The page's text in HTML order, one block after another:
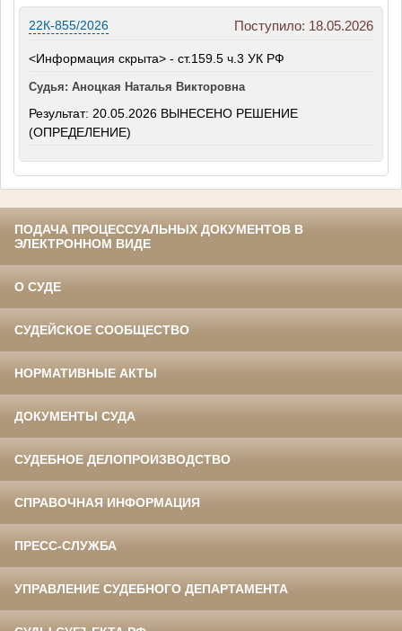
Поступило: 18.05.2026
22К-855/2026
<Информация скрыта> - ст.159.5 ч.3 УК РФ
Судья: Аноцкая Наталья Викторовна
Результат: 20.05.2026 ВЫНЕСЕНО РЕШЕНИЕ
(ОПРЕДЕЛЕНИЕ)
ПОДАЧА ПРОЦЕССУАЛЬНЫХ ДОКУМЕНТОВ В
ЭЛЕКТРОННОМ ВИДЕ
О СУДЕ
СУДЕЙСКОЕ СООБЩЕСТВО
НОРМАТИВНЫЕ АКТЫ
ДОКУМЕНТЫ СУДА
СУДЕБНОЕ ДЕЛОПРОИЗВОДСТВО
СПРАВОЧНАЯ ИНФОРМАЦИЯ
ПРЕСС-СЛУЖБА
УПРАВЛЕНИЕ СУДЕБНОГО ДЕПАРТАМЕНТА